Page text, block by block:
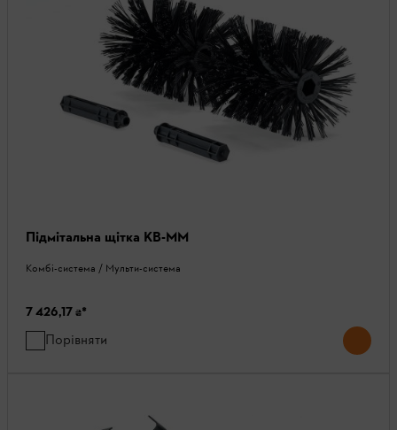
Підмітальна щітка KB-MM
Комбі-система / Мульти-система
7 426,17 ₴*
Порівняти